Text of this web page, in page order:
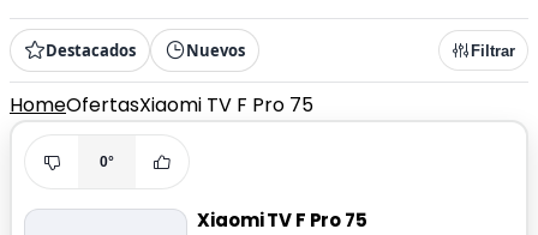
Destacados Nuevos Filtrar
HomeOfertasXiaomi TV F Pro 75
0°
Xiaomi TV F Pro 75